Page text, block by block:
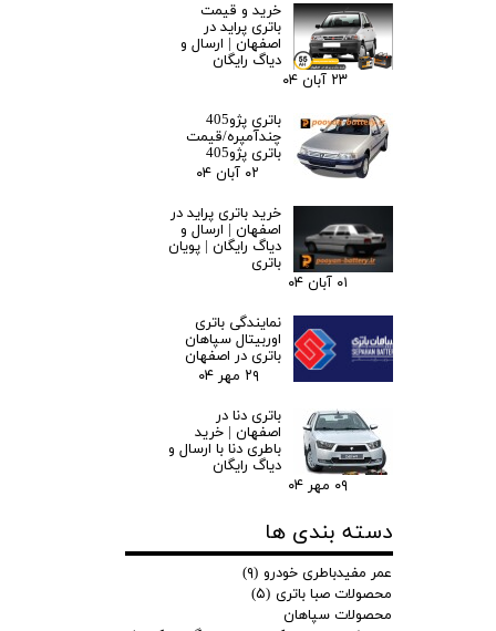
خرید و قیمت
باتری پراید در
اصفهان | ارسال و
دیاگ رایگان
۲۳ آبان ۰۴
باتری پژو405
چندآمپره/قیمت
باتری پژو405
۰۲ آبان ۰۴
خرید باتری پراید در
اصفهان | ارسال و
دیاگ رایگان | پویان
باتری
۰۱ آبان ۰۴
نمایندگی باتری
اوربیتال سپاهان
باتری در اصفهان
۲۹ مهر ۰۴
باتری دنا در
اصفهان | خرید
باطری دنا با ارسال و
دیاگ رایگان
۰۹ مهر ۰۴
دسته بندی ها
عمر مفیدباطری خودرو (۹)
محصولات صبا باتری (۵)
محصولات سپاهان